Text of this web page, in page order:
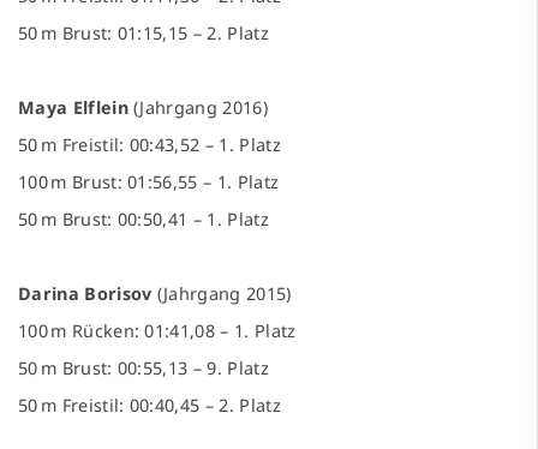
50 m Brust: 01:15,15 – 2. Platz
Maya Elflein(Jahrgang 2016)
50 m Freistil: 00:43,52 – 1. Platz
100 m Brust: 01:56,55 – 1. Platz
50 m Brust: 00:50,41 – 1. Platz
Darina Borisov (Jahrgang 2015)
100 m Rücken: 01:41,08 – 1. Platz
50 m Brust: 00:55,13 – 9. Platz
50 m Freistil: 00:40,45 – 2. Platz